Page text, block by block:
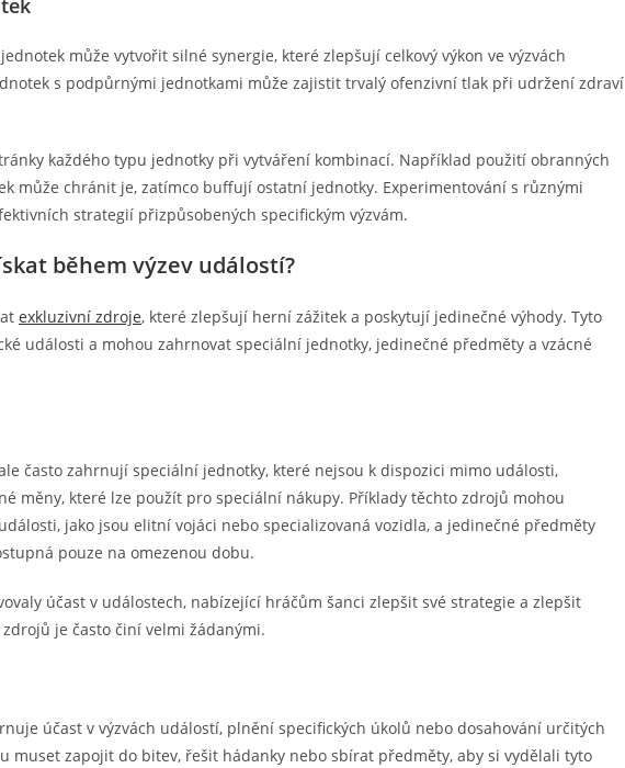
může vytvořit silné synergie, které zlepšují celkový výkon ve výzvách
s podpůrnými jednotkami může zajistit trvalý ofenzivní tlak při udržení zdraví
každého typu jednotky při vytváření kombinací. Například použití obranných
může chránit je, zatímco buffují ostatní jednotky. Experimentování s různými
strategií přizpůsobených specifickým výzvám.
během výzev událostí?
exkluzivní zdroje, které zlepšují herní zážitek a poskytují jedinečné výhody. Tyto
události a mohou zahrnovat speciální jednotky, jedinečné předměty a vzácné
často zahrnují speciální jednotky, které nejsou k dispozici mimo události,
měny, které lze použít pro speciální nákupy. Příklady těchto zdrojů mohou
jako jsou elitní vojáci nebo specializovaná vozidla, a jedinečné předměty
pouze na omezenou dobu.
účast v událostech, nabízející hráčům šanci zlepšit své strategie a zlepšit
je často činí velmi žádanými.
účast v výzvách událostí, plnění specifických úkolů nebo dosahování určitých
muset zapojit do bitev, řešit hádanky nebo sbírat předměty, aby si vydělali tyto